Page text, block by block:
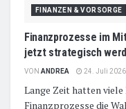
FINANZEN & VORSORGE
Finanzprozesse im
jetzt strategisch
VON ANDREA 24. Juli 2026
Lange Zeit hatten
Finanzprozesse die